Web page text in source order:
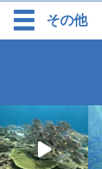
その他